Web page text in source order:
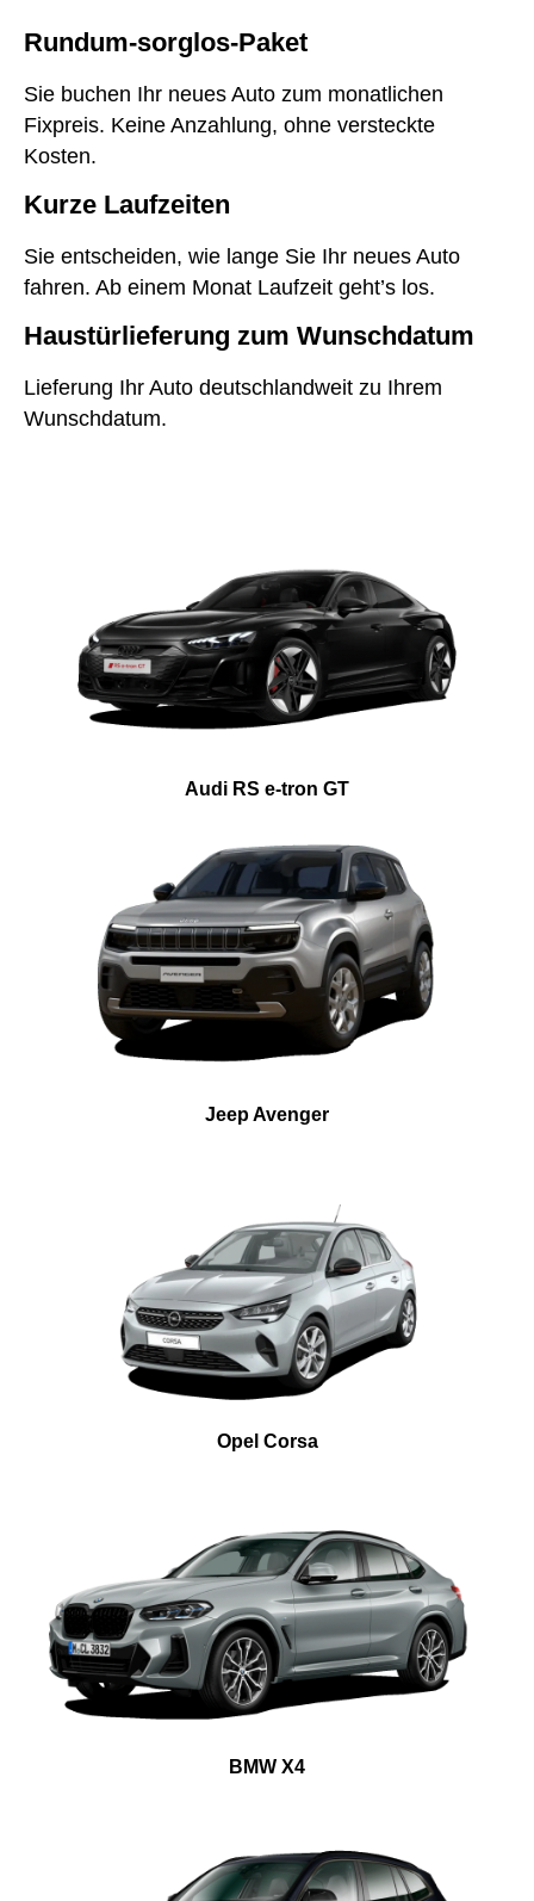
Rundum-sorglos-Paket
Sie buchen Ihr neues Auto zum monatlichen
Fixpreis. Keine Anzahlung, ohne versteckte
Kosten.
Kurze Laufzeiten
Sie entscheiden, wie lange Sie Ihr neues Auto
fahren. Ab einem Monat Laufzeit geht’s los.
Haustürlieferung zum Wunschdatum
Lieferung Ihr Auto deutschlandweit zu Ihrem
Wunschdatum.
Audi RS e-tron GT
Jeep Avenger
Opel Corsa
BMW X4